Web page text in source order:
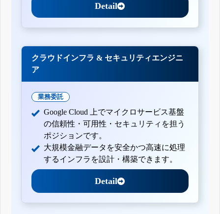
Detail
クラウドインフラ & セキュリティエンジニ
ア
業務委託
Google Cloud 上でマイクロサービス基盤
の信頼性・可用性・セキュリティを担う
ポジションです。
大規模金融データを安全かつ高速に処理
するインフラを設計・構築できます。
Detail